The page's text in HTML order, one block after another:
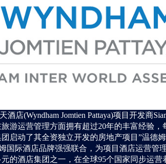
酒店(Wyndham Jomtien Pattaya)项目开发商
游运营管理方面拥有超过20年的丰富经验，
启动了其全资独立开发的房地产项目”温德
国际酒店品牌强强联合，为项目酒店运营管
的酒店集团之一，在全球95个国家同步运营